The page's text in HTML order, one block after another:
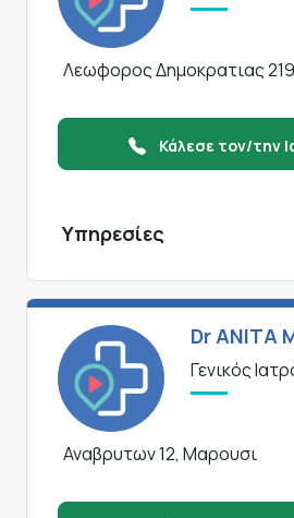
Λεωφορος Δημοκρατιας
Κάλεσε τον/την
Υπηρεσίες
Dr ΑΝΙΤΑ
Γενικός
Αναβρυτων 12, Μαρουσι